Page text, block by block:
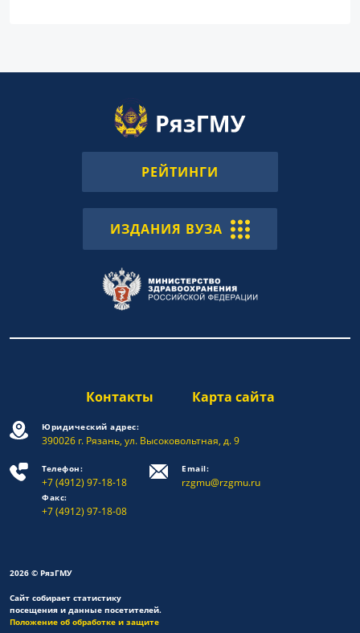
РЕЙТИНГИ
ИЗДАНИЯ ВУЗА
Контакты Карта сайта
Юридический адрес:
390026 г. Рязань, ул. Высоковольтная, д. 9
Телефон:
+7 (4912) 97-18-18
Факс:
+7 (4912) 97-18-08
Email:
rzgmu@rzgmu.ru
2026 © РязГМУ
Сайт собирает статистику
посещения и данные посетителей.
Положение об обработке и защите